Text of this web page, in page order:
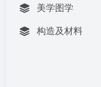
美学图学
构造及材料